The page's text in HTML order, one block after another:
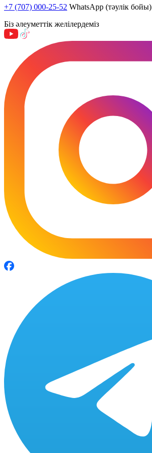
+7 (707) 000-25-52 WhatsApp (тәулік бойы)
Біз әлеуметтік желілердеміз